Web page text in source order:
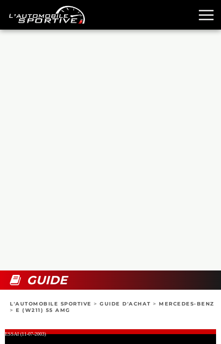
BOUTIQUE
GUIDE
L'AUTOMOBILE SPORTIVE > GUIDE D'ACHAT > MERCEDES-BENZ
> E (W211) 55 AMG
ESSAI (11-07-2003)